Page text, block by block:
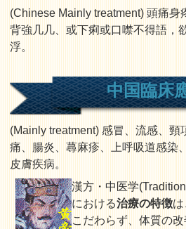
(Chinese Mainly treatment) 頭痛身
背強几几、或下痢或口噤不得語，
浮。
中国臨床
(Mainly treatment) 感冒、流感、頸
痛、腸炎、蕁麻疹、上呼吸道感染
皮膚疾病。
漢方・中医学
における治療の特徴
こだわらず、体質の